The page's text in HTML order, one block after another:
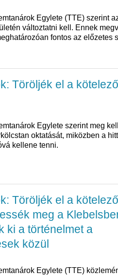
Egylete (TTE) szerint
változtatni kell. Ennek
fontos az előzetes
Töröljék el a kötelező
Egylete szerint meg
oktatását, miközben a
kellene tenni.
Töröljék el a kötelező
meg a
ki a történelmet a
közül
Egylete (TTE)